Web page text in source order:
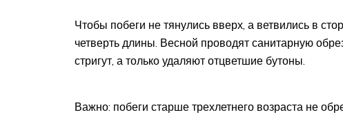
Чтобы побеги не тянулись вверх, а ветвились в
четверть длины. Весной проводят санитарную
стригут, а только удаляют отцветшие бутоны.
Важно: побеги старше трехлетнего возраста не